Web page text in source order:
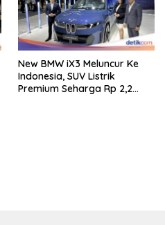
New BMW iX3 Meluncur Ke
Indonesia, SUV Listrik
Premium Seharga Rp 2,2